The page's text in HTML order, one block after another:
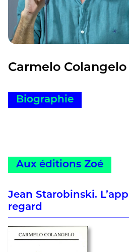
Médiation culturelle
Manuscrits
Foreign rights
Contact
Carmelo Colangelo
Biographie
Aux éditions Zoé
Jean Starobinski.
regard